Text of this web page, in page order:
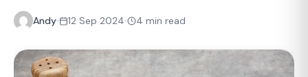
Andy 12 Sep 2024 4 min read